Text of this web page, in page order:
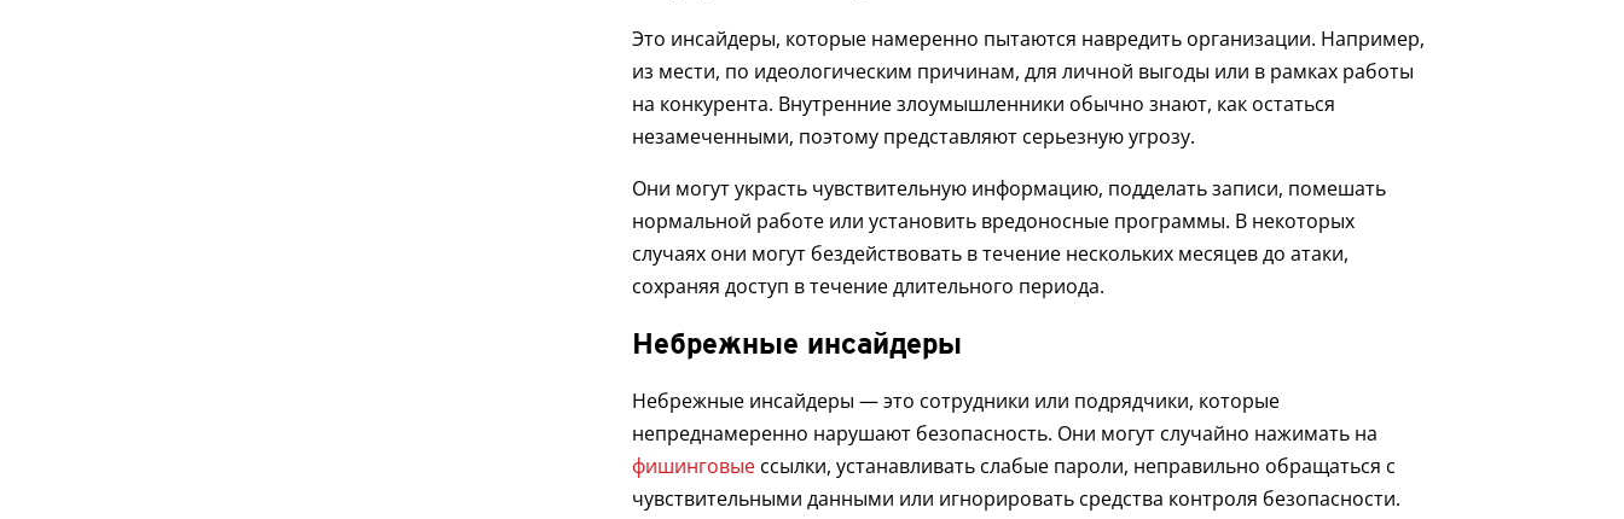
Это инсайдеры, которые намеренно пытаются навредить организации. Например,
из мести, по идеологическим причинам, для личной выгоды или в рамках работы
на конкурента. Внутренние злоумышленники обычно знают, как остаться
незамеченными, поэтому представляют серьезную угрозу.
Они могут украсть чувствительную информацию, подделать записи, помешать
нормальной работе или установить вредоносные программы. В некоторых
случаях они могут бездействовать в течение нескольких месяцев до атаки,
сохраняя доступ в течение длительного периода.
Небрежные инсайдеры
Небрежные инсайдеры — это сотрудники или подрядчики, которые
непреднамеренно нарушают безопасность. Они могут случайно нажимать на
фишинговыессылки, устанавливать слабые пароли, неправильно обращаться с
чувствительными данными или игнорировать средства контроля безопасности.